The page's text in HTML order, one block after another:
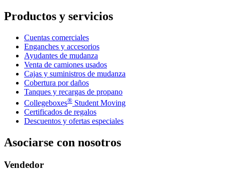
Productos y servicios
Cuentas comerciales
Enganches y accesorios
Ayudantes de mudanza
Venta de camiones usados
Cajas y suministros de mudanza
Cobertura por daños
Tanques y recargas de propano
Collegeboxes® Student Moving
Certificados de regalos
Descuentos y ofertas especiales
Asociarse con nosotros
Vendedor